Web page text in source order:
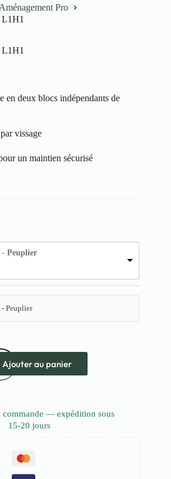
Aménagement Pro
en deux blocs indépendants de
vissage
un maintien sécurisé
Peuplier
Peuplier
Ajouter au panier
commande — expédition sous
15-20 jours